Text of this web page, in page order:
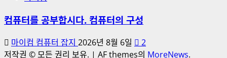
컴퓨터를 공부합시다. 컴퓨터의 구성
마이컴 컴퓨터 잡지 2026년 8월 6일
2
저작권 © 모든 권리 보유. | AF themes의 MoreNews.